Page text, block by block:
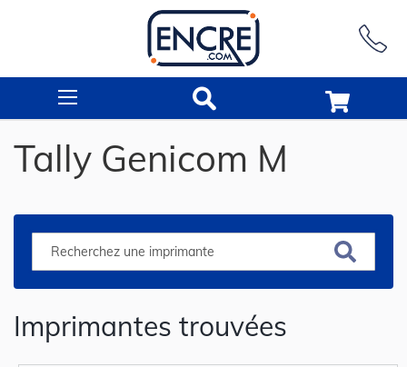
Tally Genicom M
Imprimantes trouvées